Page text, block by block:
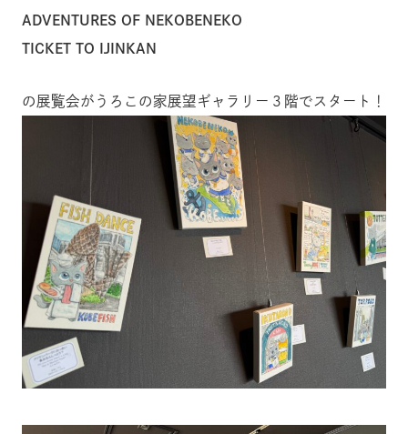
ADVENTURES OF NEKOBENEKO
TICKET TO IJINKAN
の展覧会がうろこの家展望ギャラリー３階でスタート！